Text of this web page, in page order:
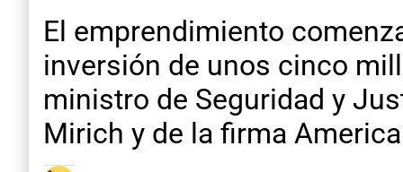
El emprendimiento
inversión de unos cinco
ministro de Seguridad y
Mirich y de la firma